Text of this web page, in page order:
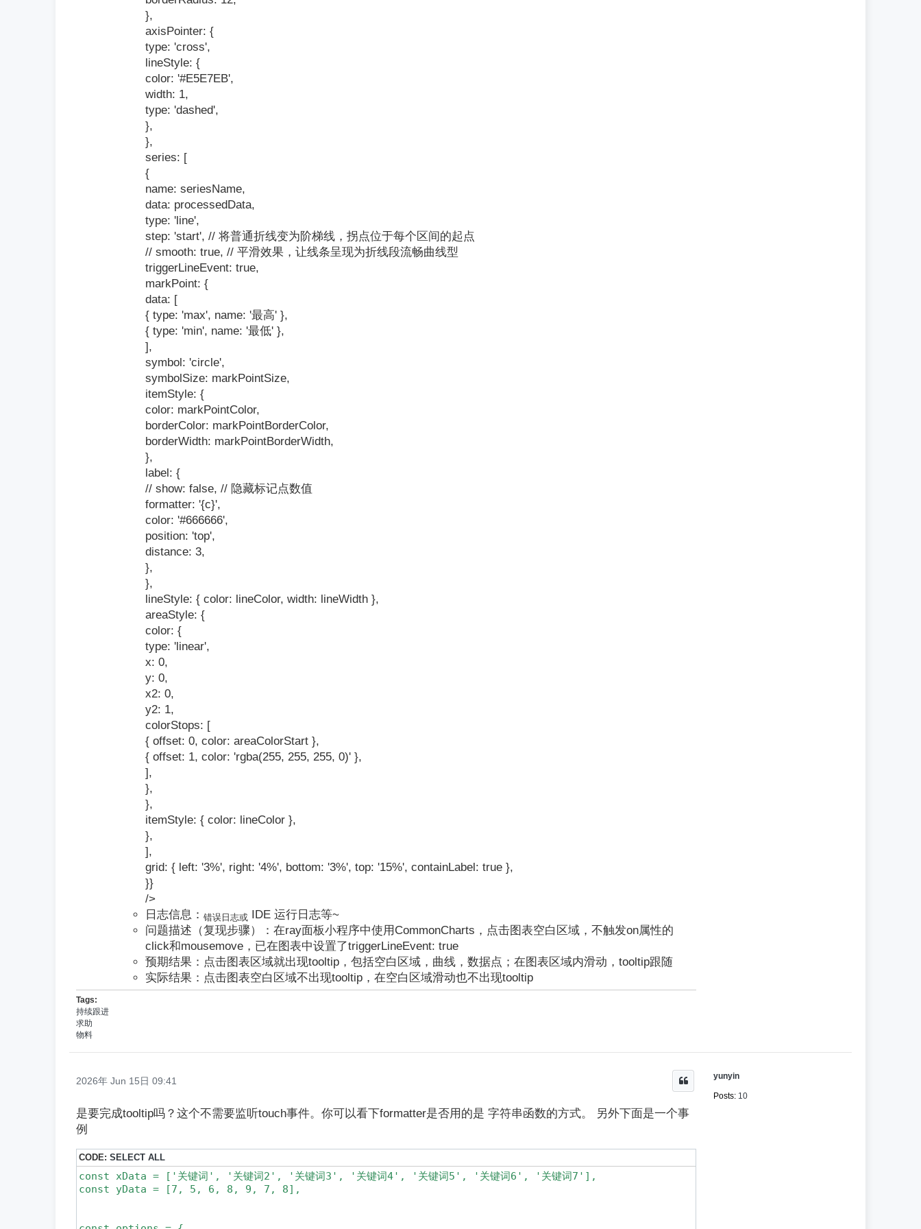
},
axisPointer: {
type: 'cross',
lineStyle: {
color: '#E5E7EB',
width: 1,
type: 'dashed',
},
},
series: [
{
name: seriesName,
data: processedData,
type: 'line',
step: 'start', // 将普通折线变为阶梯线，拐点位于每个区间的起点
// smooth: true, // 平滑效果，让线条呈现为折线段流畅曲线型
triggerLineEvent: true,
markPoint: {
data: [
{ type: 'max', name: '最高' },
{ type: 'min', name: '最低' },
],
symbol: 'circle',
symbolSize: markPointSize,
itemStyle: {
color: markPointColor,
borderColor: markPointBorderColor,
borderWidth: markPointBorderWidth,
},
label: {
// show: false, // 隐藏标记点数值
formatter: '{c}',
color: '#666666',
position: 'top',
distance: 3,
},
},
lineStyle: { color: lineColor, width: lineWidth },
areaStyle: {
color: {
type: 'linear',
x: 0,
y: 0,
x2: 0,
y2: 1,
colorStops: [
{ offset: 0, color: areaColorStart },
{ offset: 1, color: 'rgba(255, 255, 255, 0)' },
],
},
},
itemStyle: { color: lineColor },
},
],
grid: { left: '3%', right: '4%', bottom: '3%', top: '15%', containLabel: true },
}}
/>
日志信息： 错误日志或IDE 运行日志等~
问题描述（复现步骤）：在ray面板小程序中使用CommonCharts，点击图表空白区域，不触发on属性的
click和mousemove，已在图表中设置了triggerLineEvent: true
预期结果：点击图表区域就出现tooltip，包括空白区域，曲线，数据点；在图表区域内滑动，tooltip跟随
实际结果：点击图表空白区域不出现tooltip，在空白区域滑动也不出现tooltip
Tags:
持续跟进
求助
物料
yunyin
Posts: 10
2026年 Jun 15日 09:41
是要完成tooltip吗？这个不需要监听touch事件。你可以看下formatter是否用的是 字符串函数的方式。 另外下面是一个事
例
CODE: SELECT ALL
const xData = ['关键词', '关键词2', '关键词3', '关键词4', '关键词5', '关键词6', '关键词7'],
const yData = [7, 5, 6, 8, 9, 7, 8],